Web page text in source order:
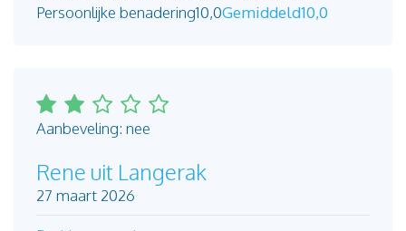
Persoonlijke benadering10,0Gemiddeld10,0
Aanbeveling: nee
Rene uit Langerak
27 maart 2026